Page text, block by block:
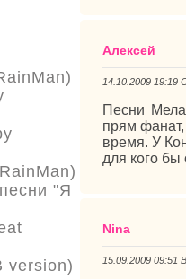
Алексей
14.10.2009 19:19
Песни
прям фанат,
время. У
для кого
Nina
15.09.2009 09:51
"Я
version)